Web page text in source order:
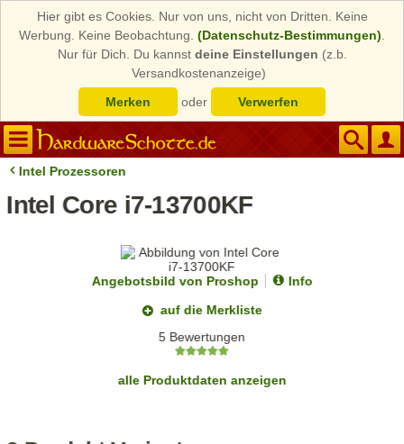
Hier gibt es Cookies. Nur von uns, nicht von Dritten. Keine
Werbung. Keine Beobachtung. (Datenschutz-Bestimmungen)
Nur für Dich. Du kannst deine Einstellungen (z.b.
Versandkostenanzeige)
Merken
oder Verwerfen
Intel Prozessoren
Intel Core i7-13700KF
Angebotsbild von Proshop
Info
auf die Merkliste
5 Bewertungen
alle Produktdaten anzeigen